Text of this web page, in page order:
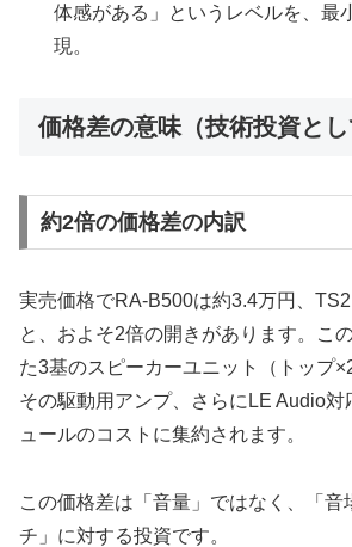
体感がある」というレベルを、最
現。
価格差の意味（技術投資とし
約2倍の価格差の内訳
実売価格でRA-B500は約3.4万円、
と、およそ2倍の開きがあります。こ
た3基のスピーカーユニット（トップ
その駆動用アンプ、さらにLE Audio対
ュールのコストに集約されます。
この価格差は「音量」ではなく、「音
チ」に対する投資です。